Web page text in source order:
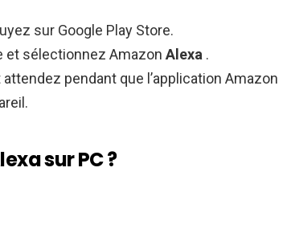
sur Google Play Store.
et sélectionnez Amazon Alexa .
attendez pendant que l’application Amazon
sur PC ?